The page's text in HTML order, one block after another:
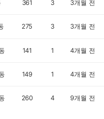
361 3 3개월 전
275 3 3개월 전
141 1 4개월 전
149 1 4개월 전
260 4 9개월 전